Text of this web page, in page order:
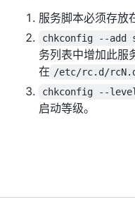
服务脚本必须存放
chkconfig --add
务列表中增加此服
在 /etc/rc.d/
chkconfig --
启动等级。